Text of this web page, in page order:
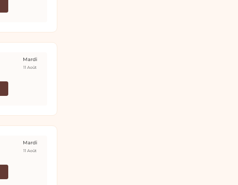
Mardi
11 Août
Mardi
11 Août